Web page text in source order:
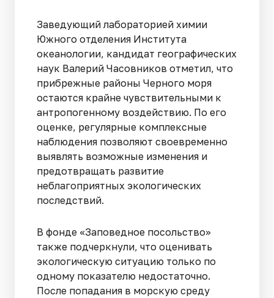
Заведующий лабораторией химии
Южного отделения Института
океанологии, кандидат географических
наук Валерий Часовников отметил, что
прибрежные районы Черного моря
остаются крайне чувствительными к
антропогенному воздействию. По его
оценке, регулярные комплексные
наблюдения позволяют своевременно
выявлять возможные изменения и
предотвращать развитие
неблагоприятных экологических
последствий.
В фонде «Заповедное посольство»
также подчеркнули, что оценивать
экологическую ситуацию только по
одному показателю недостаточно.
После попадания в морскую среду